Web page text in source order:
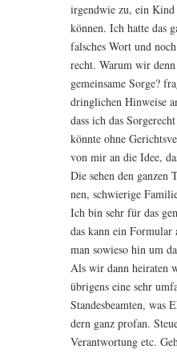
irgend­wie zu, ein Kind
kön­nen. Ich hat­te das
fal­sches Wort und
recht. War­um wir
gemein­sa­me Sor­ge?
dring­li­chen Hin­wei­se
dass ich das
könn­te ohne
von mir an die Idee,
Die sehen den
nen, schwie­ri­ge
Ich bin sehr für das
das kann ein For­mu­lar
man sowie­so hin um
Als wir dann hei­ra­ten
übri­gens eine sehr
Stan­des­be­am­ten, was
dern ganz pro­fan.
Ver­ant­wor­tung etc.